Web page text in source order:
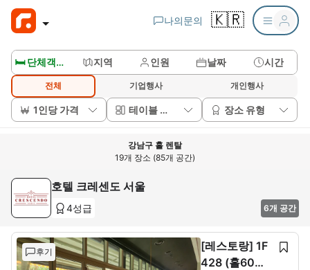
나의문의 🇰🇷
🛏️ 단체객실보기 지역 인원 날짜 시간
전체 기업행사 개인행사
1인당 가격 테이블 배치 장소 유형
강남구 홀 렌탈
19개 장소 (85개 공간)
호텔 크레센도 서울
4성급 6개 공간
후기
[레스토랑] 1F
428 (홀60석+